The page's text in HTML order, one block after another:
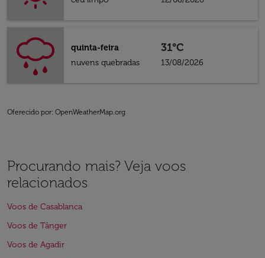
quinta-feira
nuvens quebradas
31°C
13/08/2026
Oferecido por: OpenWeatherMap.org
Procurando mais? Veja voos
relacionados
Voos de Casablanca
Voos de Tânger
Voos de Agadir